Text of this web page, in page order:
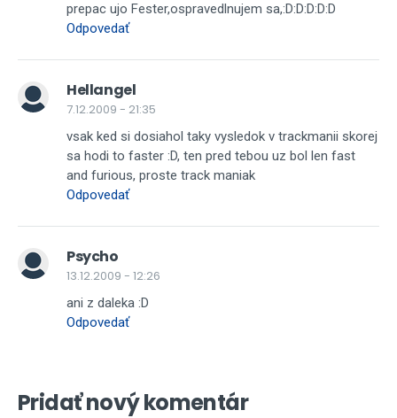
prepac ujo Fester,ospravedlnujem sa,:D:D:D:D:D
Odpovedať
Hellangel
7.12.2009 - 21:35
vsak ked si dosiahol taky vysledok v trackmanii skorej
sa hodi to faster :D, ten pred tebou uz bol len fast
and furious, proste track maniak
Odpovedať
Psycho
13.12.2009 - 12:26
ani z daleka :D
Odpovedať
Pridať nový komentár